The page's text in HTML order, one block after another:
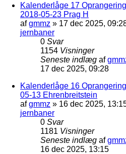
Kalenderlåge 17
2018-05-23 Prag H
afgmmz » 17 dec 2025,
jernbaner
0 Svar
1154 Visninger
Seneste indlæg af
17 dec 2025, 09:28
Kalenderlåge 16
05-13 Ehrenbreitstein
afgmmz » 16 dec 2025,
jernbaner
0 Svar
1181 Visninger
Seneste indlæg af
16 dec 2025, 13:15